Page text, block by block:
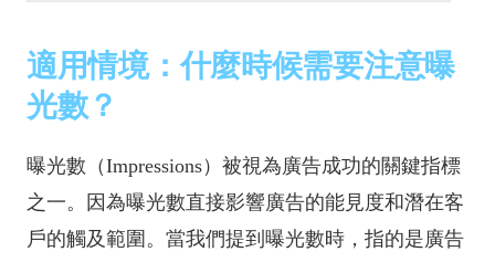
適用情境：什麼時候需要注意曝
光數？
曝光數（Impressions）被視為廣告成功的關鍵指標
之一。因為曝光數直接影響廣告的能見度和潛在客
戶的觸及範圍。當我們提到曝光數時，指的是廣告